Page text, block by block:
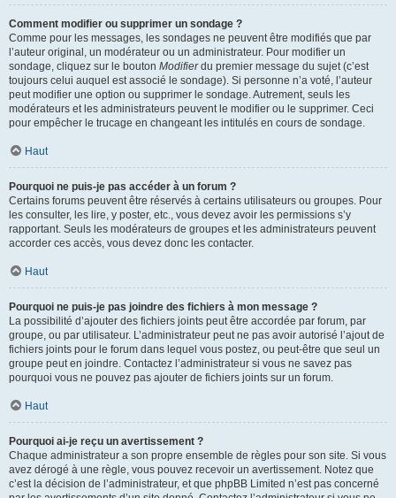
Comment modifier ou supprimer un sondage ?
Comme pour les messages, les sondages ne peuvent être modifiés que par
l’auteur original, un modérateur ou un administrateur. Pour modifier un
sondage, cliquez sur le bouton Modifierdu premier message du sujet (c’est
toujours celui auquel est associé le sondage). Si personne n’a voté, l’auteur
peut modifier une option ou supprimer le sondage. Autrement, seuls les
modérateurs et les administrateurs peuvent le modifier ou le supprimer. Ceci
pour empêcher le trucage en changeant les intitulés en cours de sondage.
Haut
Pourquoi ne puis-je pas accéder à un forum ?
Certains forums peuvent être réservés à certains utilisateurs ou groupes. Pour
les consulter, les lire, y poster, etc., vous devez avoir les permissions s’y
rapportant. Seuls les modérateurs de groupes et les administrateurs peuvent
accorder ces accès, vous devez donc les contacter.
Haut
Pourquoi ne puis-je pas joindre des fichiers à mon message ?
La possibilité d’ajouter des fichiers joints peut être accordée par forum, par
groupe, ou par utilisateur. L’administrateur peut ne pas avoir autorisé l’ajout de
fichiers joints pour le forum dans lequel vous postez, ou peut-être que seul un
groupe peut en joindre. Contactez l’administrateur si vous ne savez pas
pourquoi vous ne pouvez pas ajouter de fichiers joints sur un forum.
Haut
Pourquoi ai-je reçu un avertissement ?
Chaque administrateur a son propre ensemble de règles pour son site. Si vous
avez dérogé à une règle, vous pouvez recevoir un avertissement. Notez que
c’est la décision de l’administrateur, et que phpBB Limited n’est pas concerné